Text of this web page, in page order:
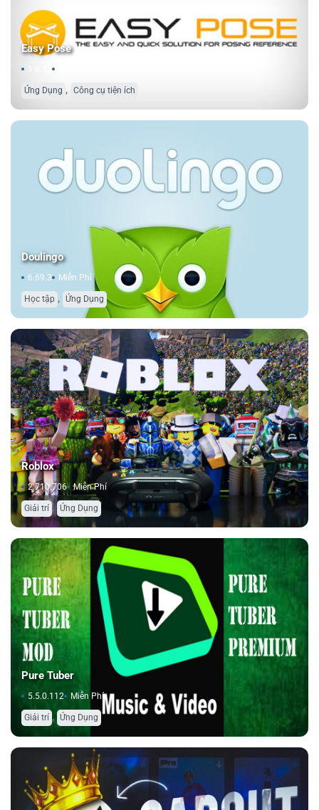
Easy Pose
Ứng Dụng , Công cụ tiện ích
Doulingo
6.69.3 Miễn Phí
Học tập , Ứng Dụng
Roblox
2.710.706 Miễn Phí
Giải trí , Ứng Dụng
Pure Tuber
5.5.0.112 Miễn Phí
Giải trí , Ứng Dụng